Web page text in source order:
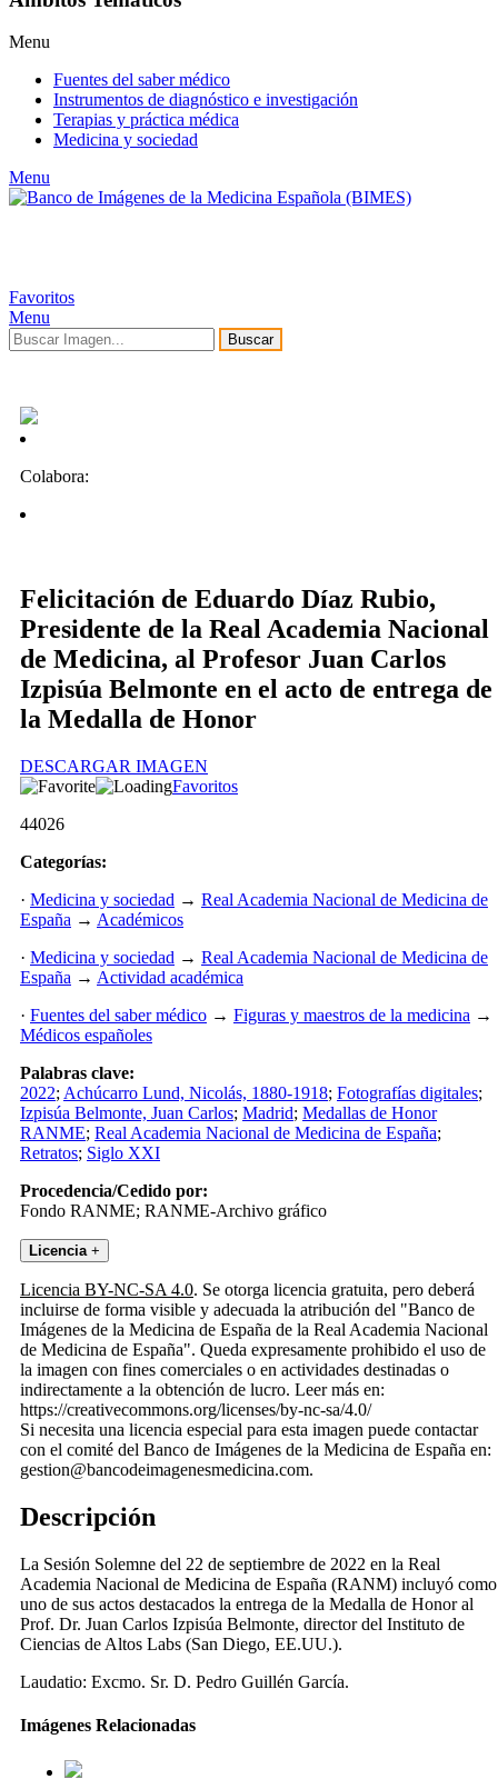
Menu
Fuentes del saber médico
Instrumentos de diagnóstico e investigación
Terapias y práctica médica
Medicina y sociedad
Menu
Favoritos
Menu
Buscar
Colabora:
Felicitación de Eduardo Díaz Rubio,
Presidente de la Real Academia Nacional
de Medicina, al Profesor Juan Carlos
Izpisúa Belmonte en el acto de entrega de
la Medalla de Honor
DESCARGAR IMAGEN
Favoritos
44026
Categorías:
· Medicina y sociedad → Real Academia Nacional de Medicina de
España → Académicos
· Medicina y sociedad → Real Academia Nacional de Medicina de
España → Actividad académica
· Fuentes del saber médico → Figuras y maestros de la medicina →
Médicos españoles
Palabras clave:
2022; Achúcarro Lund, Nicolás, 1880-1918; Fotografías digitales;
Izpisúa Belmonte, Juan Carlos; Madrid; Medallas de Honor
RANME; Real Academia Nacional de Medicina de España;
Retratos; Siglo XXI
Procedencia/Cedido por:
Fondo RANME; RANME-Archivo gráfico
Licencia +
Licencia BY-NC-SA 4.0. Se otorga licencia gratuita, pero deberá
incluirse de forma visible y adecuada la atribución del "Banco de
Imágenes de la Medicina de España de la Real Academia Nacional
de Medicina de España". Queda expresamente prohibido el uso de
la imagen con fines comerciales o en actividades destinadas o
indirectamente a la obtención de lucro. Leer más en:
https://creativecommons.org/licenses/by-nc-sa/4.0/
Si necesita una licencia especial para esta imagen puede contactar
con el comité del Banco de Imágenes de la Medicina de España en:
gestion@bancodeimagenesmedicina.com.
Descripción
La Sesión Solemne del 22 de septiembre de 2022 en la Real
Academia Nacional de Medicina de España (RANM) incluyó como
uno de sus actos destacados la entrega de la Medalla de Honor al
Prof. Dr. Juan Carlos Izpisúa Belmonte, director del Instituto de
Ciencias de Altos Labs (San Diego, EE.UU.).
Laudatio: Excmo. Sr. D. Pedro Guillén García.
Imágenes Relacionadas